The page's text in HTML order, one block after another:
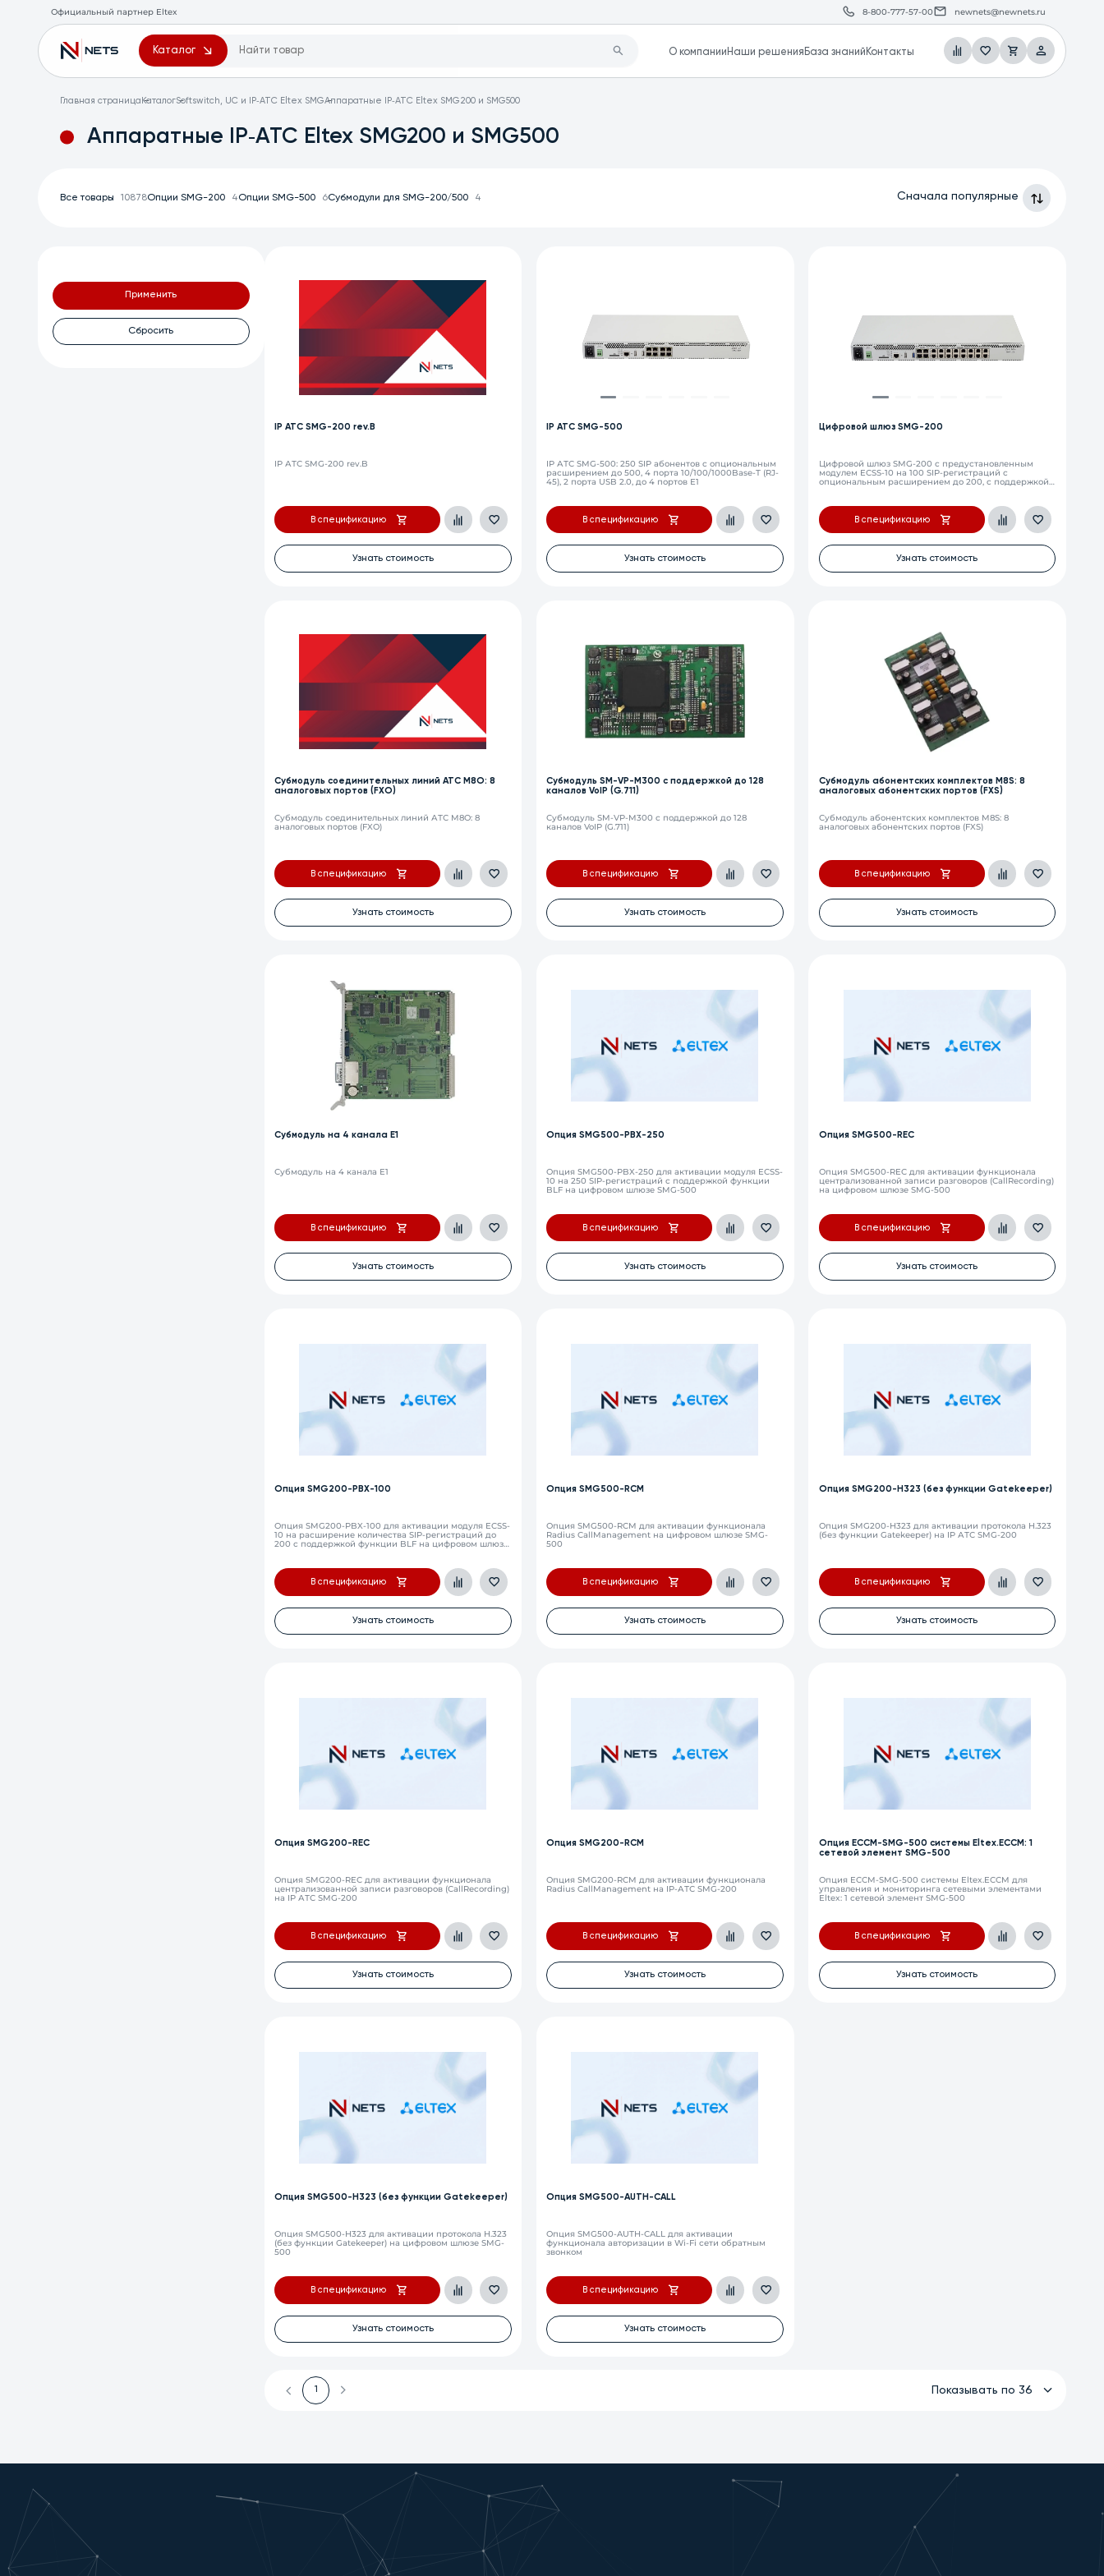
Официальный партнер Eltex 8-800-777-57-00 newnets@newnets.ru
Каталог О компании Наши решения База знаний Контакты
Главная страницаКаталогSoftswitch, UC и IP‑АТС Eltex SMGАппаратные IP‑АТС Eltex SMG200 и SMG500
Аппаратные IP‑АТС Eltex SMG200 и SMG500
Все товары 10878Опции SMG-200 4Опции SMG-500 6Субмодули для SMG-200/500 4 Сначала популярные
Применить
Сбросить
IP АТС SMG-200 rev.B
IP АТС SMG-200 rev.B
В спецификацию
Узнать стоимость
IP АТС SMG-500
IP АТС SMG-500: 250 SIP абонентов с опциональным
расширением до 500, 4 порта 10/100/1000Base-T (RJ-
45), 2 порта USB 2.0, до 4 портов Е1
В спецификацию
Узнать стоимость
Цифровой шлюз SMG-200
Цифровой шлюз SMG-200 с предустановленным
модулем ECSS-10 на 100 SIP-регистраций с
опциональным расширением до 200, с поддержкой
В спецификацию
Узнать стоимость
Cубмодуль соединительных линий АТС M8O: 8
аналоговых портов (FXO)
Cубмодуль соединительных линий АТС M8O: 8
аналоговых портов (FXO)
В спецификацию
Узнать стоимость
Субмодуль SM-VP-M300 с поддержкой до 128
каналов VoIP (G.711)
Субмодуль SM-VP-M300 с поддержкой до 128
каналов VoIP (G.711)
В спецификацию
Узнать стоимость
Cубмодуль абонентских комплектов M8S: 8
аналоговых абонентских портов (FXS)
Cубмодуль абонентских комплектов M8S: 8
аналоговых абонентских портов (FXS)
В спецификацию
Узнать стоимость
Субмодуль на 4 канала Е1
Субмодуль на 4 канала Е1
В спецификацию
Узнать стоимость
Опция SMG500-PBX-250
Опция SMG500-PBX-250 для активации модуля ECSS-
10 на 250 SIP-регистраций с поддержкой функции
BLF на цифровом шлюзе SMG-500
В спецификацию
Узнать стоимость
Опция SMG500-REC
Опция SMG500-REC для активации функционала
централизованной записи разговоров (CallRecording)
на цифровом шлюзе SMG-500
В спецификацию
Узнать стоимость
Опция SMG200-PBX-100
Опция SMG200-PBX-100 для активации модуля ECSS-
10 на расширение количества SIP-регистраций до
200 с поддержкой функции BLF на цифровом шлюзе
В спецификацию
Узнать стоимость
Опция SMG500-RCM
Опция SMG500-RCM для активации функционала
Radius CallManagement на цифровом шлюзе SMG-
500
В спецификацию
Узнать стоимость
Опция SMG200-H323 (без функции Gatekeeper)
Опция SMG200-H323 для активации протокола H.323
(без функции Gatekeeper) на IP АТС SMG-200
В спецификацию
Узнать стоимость
Опция SMG200-REC
Опция SMG200-REC для активации функционала
централизованной записи разговоров (CallRecording)
на IP АТС SMG-200
В спецификацию
Узнать стоимость
Опция SMG200-RCM
Опция SMG200-RCM для активации функционала
Radius CallManagement на IP-АТС SMG-200
В спецификацию
Узнать стоимость
Опция ECCM-SMG-500 системы Eltex.ECCM: 1
сетевой элемент SMG-500
Опция ECCM-SMG-500 системы Eltex.ECCM для
управления и мониторинга сетевыми элементами
Eltex: 1 сетевой элемент SMG-500
В спецификацию
Узнать стоимость
Опция SMG500-H323 (без функции Gatekeeper)
Опция SMG500-H323 для активации протокола H.323
(без функции Gatekeeper) на цифровом шлюзе SMG-
500
В спецификацию
Узнать стоимость
Опция SMG500-AUTH-CALL
Опция SMG500-AUTH-CALL для активации
функционала авторизации в Wi-Fi сети обратным
звонком
В спецификацию
Узнать стоимость
1 Показывать по 36